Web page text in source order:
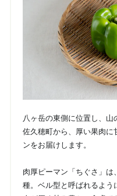
八ヶ岳の東側に位置し、山
佐久穂町から、厚い果肉に
ンをお届けします。
肉厚ピーマン「ちぐさ」は
種。ベル型と呼ばれるよう